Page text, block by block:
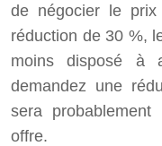
de négocier le
réduction de 30 %,
moins disposé à
demandez une
sera
offre.